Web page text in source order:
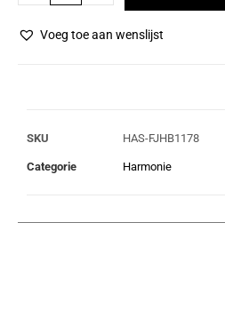
Voeg toe aan wenslijst
SKU HAS-FJHB1178
Categorie Harmonie